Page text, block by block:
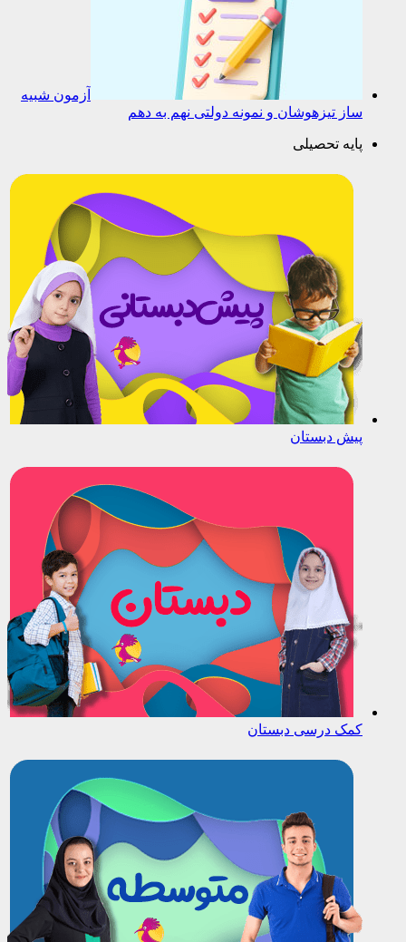
آزمون شبیه
ساز تیزهوشان و نمونه دولتی نهم به دهم
پایه تحصیلی
پیش دبستان
کمک درسی دبستان